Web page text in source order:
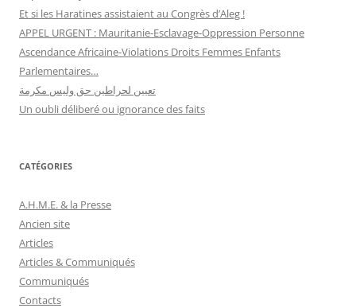
Et si les Haratines assistaient au Congrès d’Aleg !
APPEL URGENT : Mauritanie-Esclavage-Oppression Personne
Ascendance Africaine-Violations Droits Femmes Enfants
Parlementaires…
تعيين لحراطين حق وليس مكرمة
Un oubli déliberé ou ignorance des faits
CATÉGORIES
A.H.M.E. & la Presse
Ancien site
Articles
Articles & Communiqués
Communiqués
Contacts